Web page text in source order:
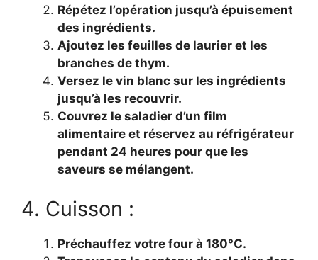
Répétez l’opération jusqu’à épuisement
des ingrédients.
Ajoutez les feuilles de laurier et les
branches de thym.
Versez le vin blanc sur les ingrédients
jusqu’à les recouvrir.
Couvrez le saladier d’un film
alimentaire et réservez au réfrigérateur
pendant 24 heures pour que les
saveurs se mélangent.
4. Cuisson :
Préchauffez votre four à 180°C.